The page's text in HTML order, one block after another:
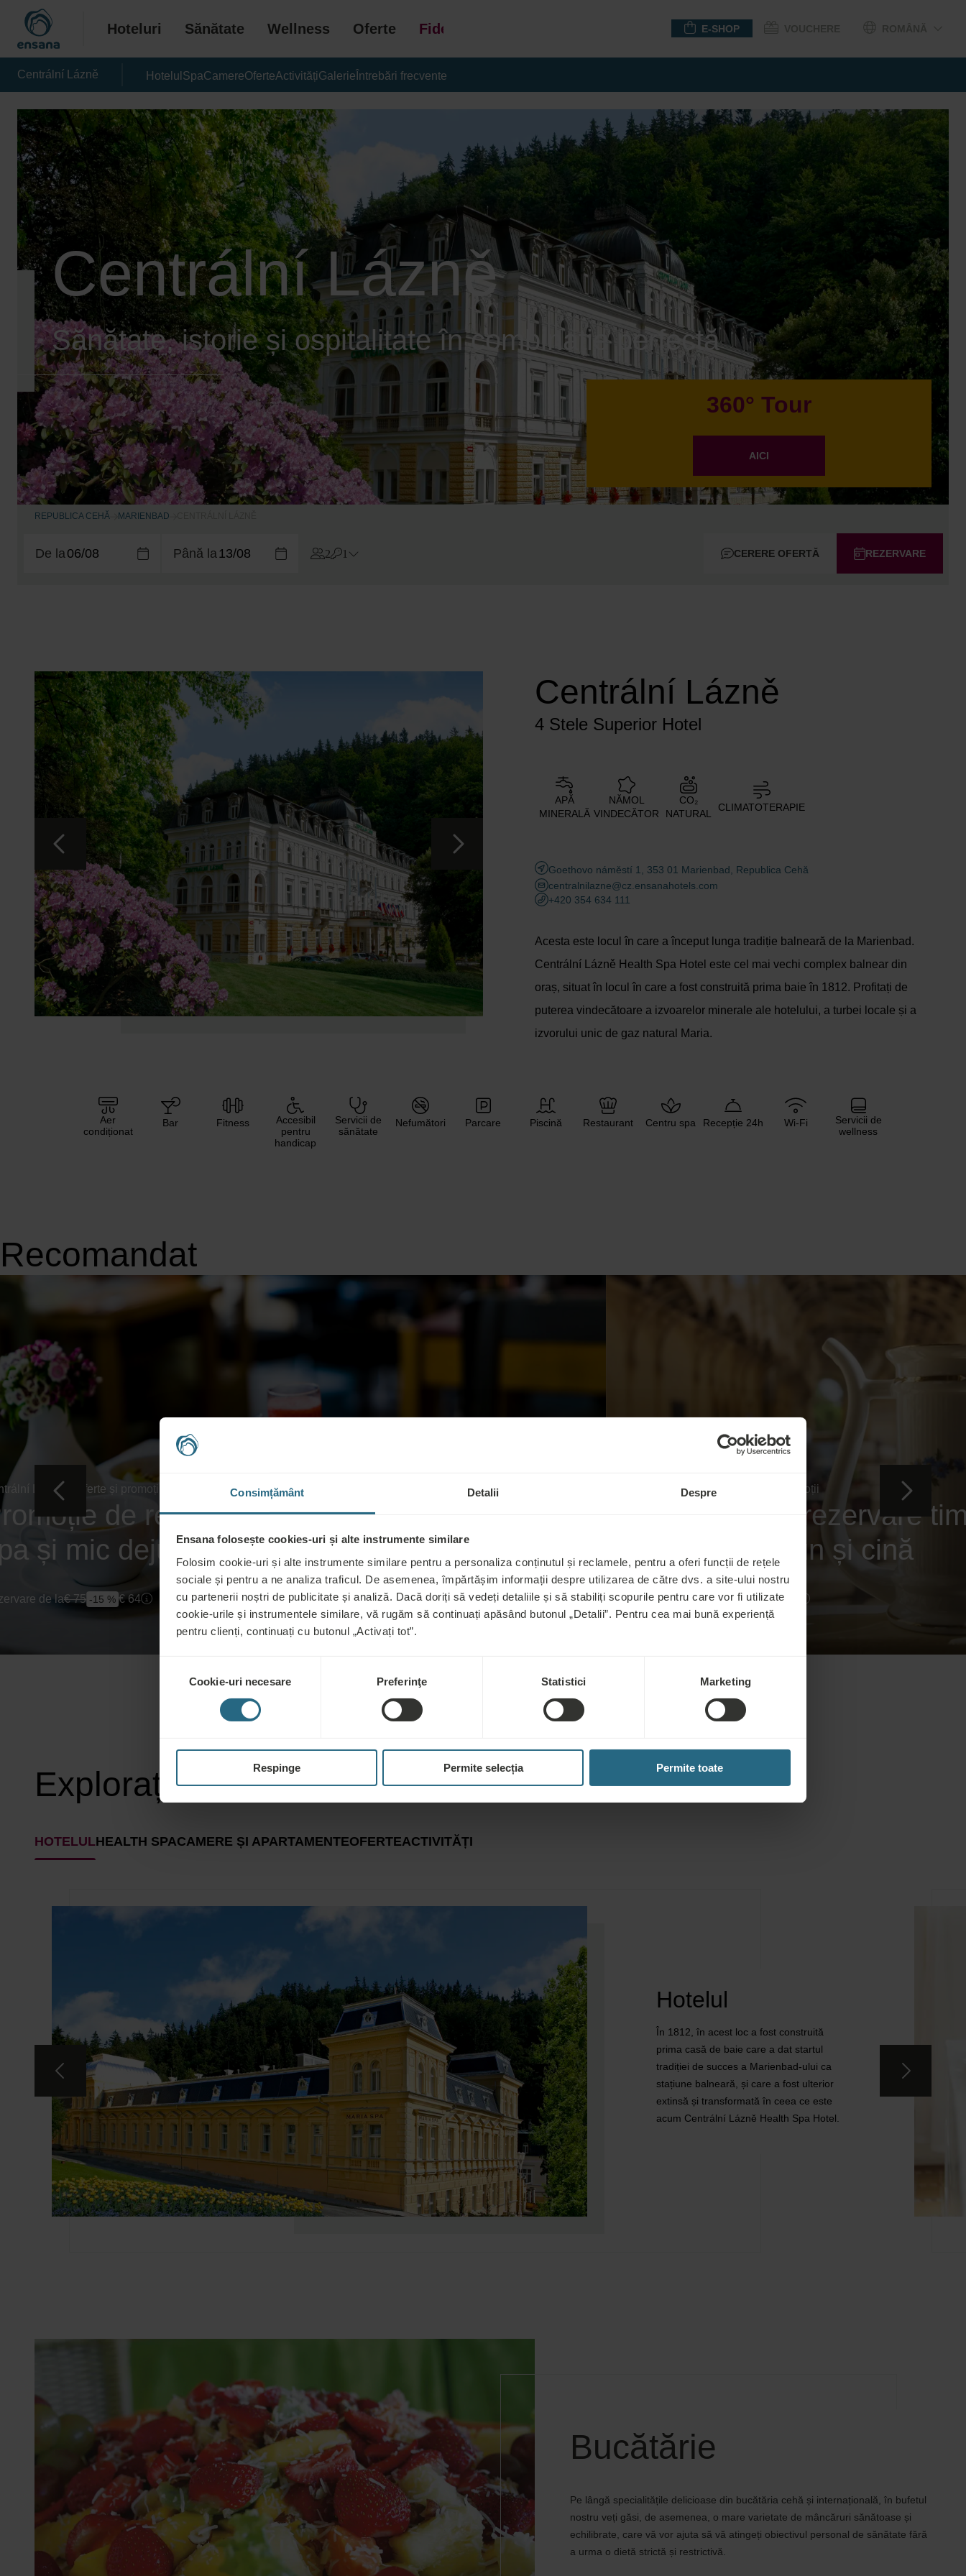
Consimțământ Detalii Despre
Ensana folosește cookies-uri și alte instrumente similare
Folosim cookie-uri și alte instrumente similare pentru a personaliza conținutul și reclamele, pentru a oferi funcții de rețele
sociale și pentru a ne analiza traficul. De asemenea, împărtășim informații despre utilizarea de către dvs. a site-ului nostru
cu partenerii noștri de publicitate și analiză. Dacă doriți să vedeți detaliile și să stabiliți scopurile pentru care vor fi utilizate
cookie-urile și instrumentele similare, vă rugăm să continuați apăsând butonul „Detalii”. Pentru cea mai bună experiență
pentru clienți, continuați cu butonul „Activați tot”.
consimțământului
Cookie-uri necesare Preferinţe Statistici Marketing
Respinge Permite selecția Permite toate
Hoteluri Sănătate Wellness Oferte Fidelizare E-SHOP
Centrální Lázně Hotelul SpaCamereOferteActivitățiGalerie Întrebări frecvente
Centrální Lázně
Sănătate, istorie și ospitalitate în combinație perfectă
360° Tour
AICI
REPUBLICA CEHĂ MARIENBAD
De la Până la 2 1 REZERVARE
CERERE OFERTĂ
Centrální Lázně
4 Stele Superior Hotel
APĂ
MINERALĂ
NĂMOL
VINDECĂTOR
CO₂
NATURAL
CLIMATOTERAPIE
Goethovo náměstí 1, 353 01 Marienbad, Republica Cehă
centralnilazne@cz.ensanahotels.com
+420 354 634 111
Acesta este locul în care a început lunga tradiție balneară de la Marienbad.
Centrální Lázně Health Spa Hotel este cel mai vechi complex balnear din
oraș, situat în locul în care a fost construită prima baie în 1812. Profitați de
puterea vindecătoare a izvoarelor minerale ale hotelului, a turbei locale și a
izvorului unic de gaz natural Maria.
Aer
condiționat
Bar Fitness
Accesibil
pentru
handicap
Servicii de
sănătate
Nefumători Parcare Piscină Restaurant Centru spa Recepție 24h Wi-Fi
Servicii de
wellness
Recomandat
Lázně Oferte și promoții
de rezervare timpurie cu cazare cu
și mic dejun
de la€75 -15 % € 64 EXPLORAȚI
Centrální Lázně Oferte și promoții
Promoție de rezervare
spa, mic dejun și cină
Rezervare de la€90 -14 % €
Explorați hotelul
HOTELULHEALTH SPACAMERE ȘI APARTAMENTEOFERTEACTIVITĂȚI
Hotelul
În 1812, în acest loc a fost construită
prima casă de baie care a dat startul
tradiției de succes a Marienbad-ului ca
stațiune balneară, și care a fost ulterior
extinsă și transformată în ceea ce este
acum Centrální Lázně Health Spa Hotel.
Bucătărie
Pe lângă specialitățile delicioase din bucătăria cehă și internațională, în bufetul
nostru veți găsi, de asemenea, o mare varietate de mâncăruri sănătoase și
echilibrate, care vă vor ajuta să vă atingeți obiectivul personal de sănătate fără
a urma o dietă strictă și restrictivă.